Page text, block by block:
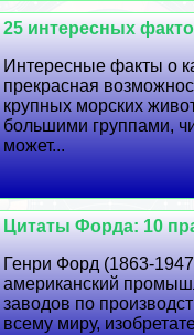
25 интересных
Интересные факты о
прекрасная
крупных морских
большими группами,
может...
Цитаты Форда: 10
Генри Форд (1863-
американский
заводов по
всему миру,